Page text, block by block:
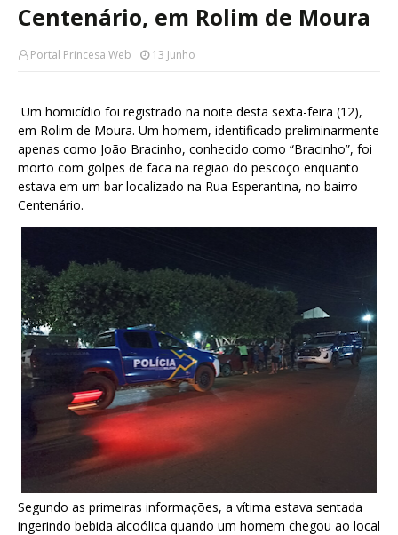
Centenário, em Rolim de Moura
Portal Princesa Web 13 Junho
Um homicídio foi registrado na noite desta sexta-feira (12),
em Rolim de Moura. Um homem, identificado preliminarmente
apenas como João Bracinho, conhecido como “Bracinho”, foi
morto com golpes de faca na região do pescoço enquanto
estava em um bar localizado na Rua Esperantina, no bairro
Centenário.
Segundo as primeiras informações, a vítima estava sentada
ingerindo bebida alcoólica quando um homem chegou ao local